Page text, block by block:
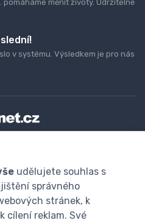
pomáháme měnit životy. Udržitelně
v systému. Výsledkem je pro nás
udělujete souhlas s
správného
stránek, k
cílení reklam. Své